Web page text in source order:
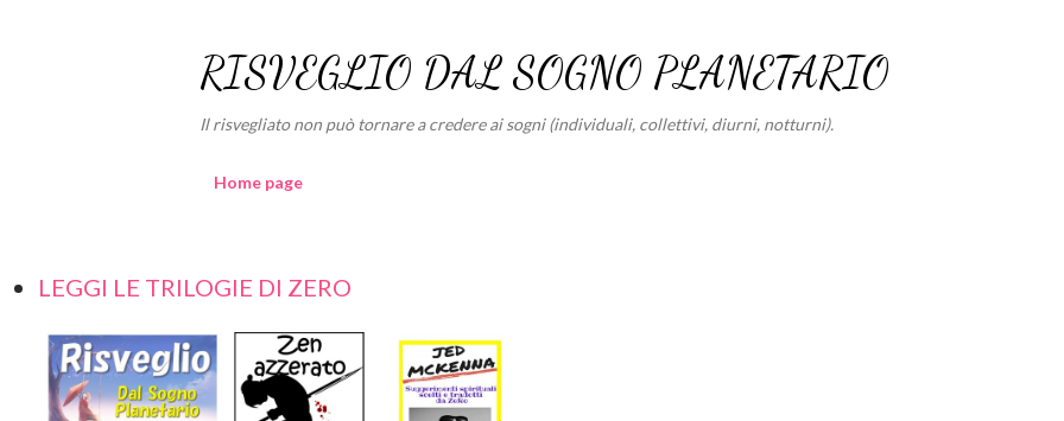
RISVEGLIO DAL SOGNO PLANETARIO
Il risvegliato non può tornare a credere ai sogni (individuali, collettivi, diurni, notturni).
Home page
LEGGI LE TRILOGIE DI ZERO